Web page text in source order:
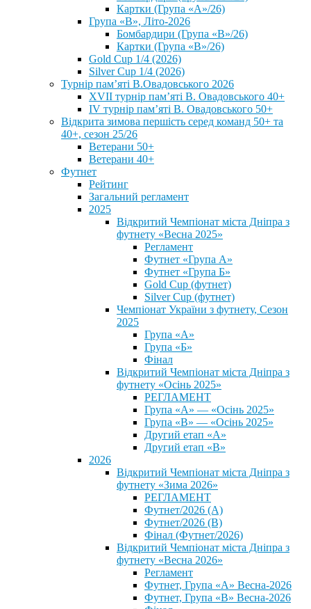
Картки (Група «А»/26)
Група «В», Літо-2026
Бомбардири (Група «В»/26)
Картки (Група «В»/26)
Gold Cup 1/4 (2026)
Silver Cup 1/4 (2026)
Турнір пам’яті В.Овадовського 2026
XVII турнір пам’яті В. Овадовського 40+
IV турнір пам’яті В. Овадовського 50+
Відкрита зимова першість серед команд 50+ та
40+, сезон 25/26
Ветерани 50+
Ветерани 40+
Футнет
Рейтинг
Загальний регламент
2025
Відкритий Чемпіонат міста Дніпра з
футнету «Весна 2025»
Регламент
Футнет «Група А»
Футнет «Група Б»
Gold Cup (футнет)
Silver Cup (футнет)
Чемпіонат України з футнету, Сезон
2025
Група «А»
Група «Б»
Фінал
Відкритий Чемпіонат міста Дніпра з
футнету «Осінь 2025»
РЕГЛАМЕНТ
Група «А» — «Осінь 2025»
Група «В» — «Осінь 2025»
Другий етап «А»
Другий етап «В»
2026
Відкритий Чемпіонат міста Дніпра з
футнету «Зима 2026»
РЕГЛАМЕНТ
Футнет/2026 (А)
Футнет/2026 (В)
Фінал (Футнет/2026)
Відкритий Чемпіонат міста Дніпра з
футнету «Весна 2026»
Регламент
Футнет, Група «А» Весна-2026
Футнет, Група «В» Весна-2026